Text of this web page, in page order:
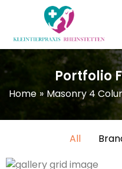
Portfolio
Home » Masonry 4
All